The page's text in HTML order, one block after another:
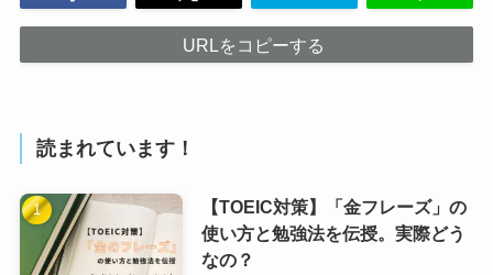
URLをコピーする
読まれています！
【TOEIC対策】「金フレーズ」の
使い方と勉強法を伝授。実際どう
なの？